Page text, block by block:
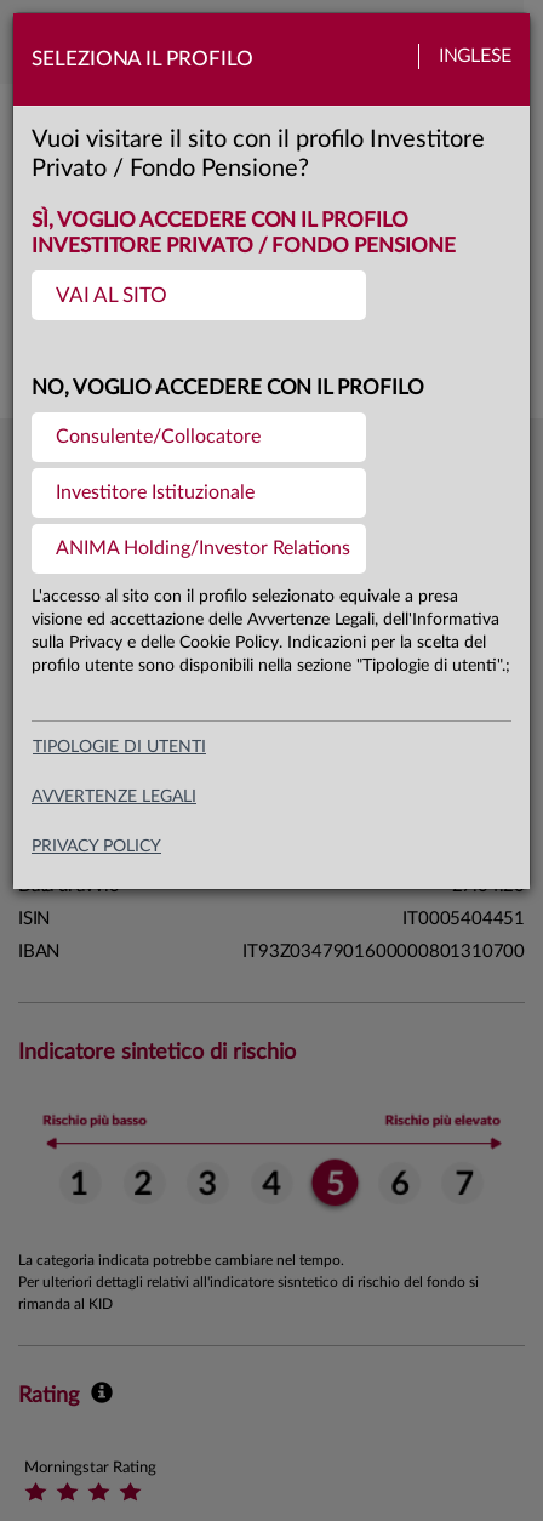
SELEZIONA IL PROFILO INGLESE
Vuoi visitare il sito con il profilo Investitore
Privato / Fondo Pensione?
SÌ, VOGLIO ACCEDERE CON IL PROFILO
INVESTITORE PRIVATO / FONDO PENSIONE
VAI AL SITO
NO, VOGLIO ACCEDERE CON IL PROFILO
Consulente/Collocatore
Investitore Istituzionale
ANIMA Holding/Investor Relations
L'accesso al sito con il profilo selezionato equivale a presa
visione ed accettazione delle Avvertenze Legali, dell'Informativa
sulla Privacy e delle Cookie Policy. Indicazioni per la scelta del
profilo utente sono disponibili nella sezione "Tipologie di utenti".;
TIPOLOGIE DI UTENTI
AVVERTENZE LEGALI
PRIVACY POLICY
Toggle
Anima Azionario Globale ex EMU
Classe: Y
Questa è una comunicazione di marketing. Si prega di consultare il prospetto e
Ultima quota
04.08.26
Patrimonio fondo 31.07.26
Patrimonio classe Y 31.07.26
Carta di identità
Linea
Mercati
Sistema
Macrocategoria
Domicilio
Data di avvio
27.04.20
ISIN
IT0005404451
IBAN
IT93Z0347901600000801310700
Indicatore sintetico di rischio
La categoria indicata potrebbe cambiare nel tempo.
Per ulteriori dettagli relativi all'indicatore sisntetico di rischio del fondo si
rimanda al KID
Rating
Morningstar Rating